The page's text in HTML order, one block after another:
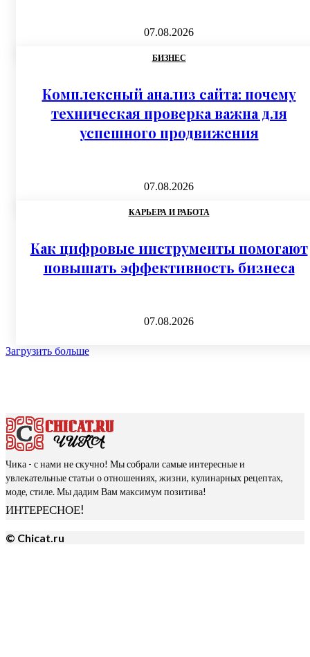
07.08.2026
БИЗНЕС
Комплексный анализ сайта: почему
техническая проверка важна для
успешного продвижения
07.08.2026
КАРЬЕРА И РАБОТА
Как цифровые инструменты помогают
повышать эффективность бизнеса
07.08.2026
Загрузить больше
Чика - с нами не скучно! Мы собрали самые интересные и
увлекательные статьи о отношениях, жизни, кулинарных рецептах,
моде, стиле. Мы дадим Вам максимум позитива!
ИНТЕРЕСНОЕ!
© Chicat.ru